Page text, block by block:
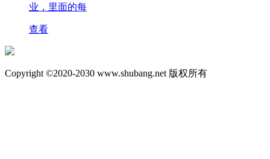
业，里面的每
查看
Copyright ©2020-2030 www.shubang.net 版权所有